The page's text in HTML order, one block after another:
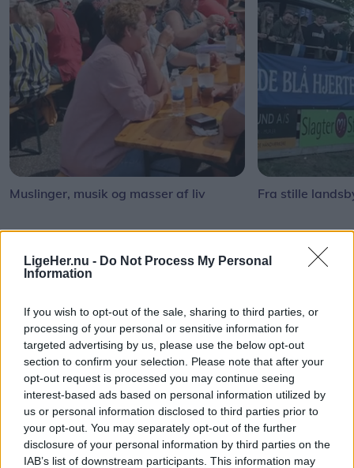
LigeHer.nu - Do Not Process My Personal
Information
If you wish to opt-out of the sale, sharing to third parties, or
processing of your personal or sensitive information for
targeted advertising by us, please use the below opt-out
section to confirm your selection. Please note that after your
opt-out request is processed you may continue seeing
interest-based ads based on personal information utilized by
us or personal information disclosed to third parties prior to
your opt-out. You may separately opt-out of the further
disclosure of your personal information by third parties on the
IAB’s list of downstream participants. This information may
Muslinger, musik og masser af liv Fra stille
Andre læser også
Mennesker Aktuelt